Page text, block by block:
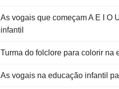
As vogais que começam A E I O
infantil
Turma do folclore para colorir na
As vogais na educação infantil